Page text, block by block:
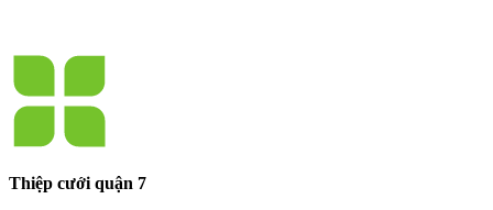
Thiệp cưới quận 7